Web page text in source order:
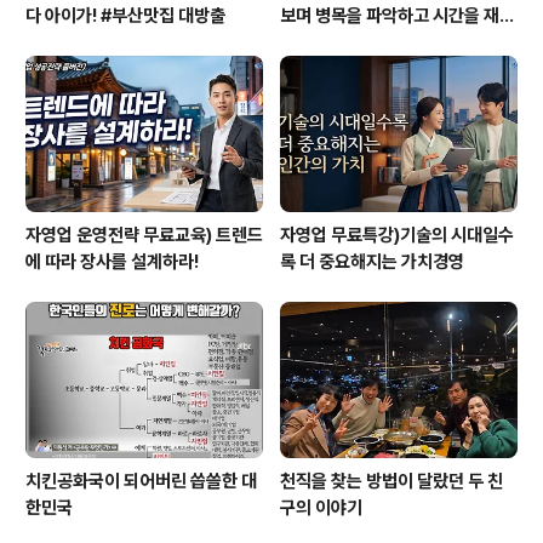
다 아이가! #부산맛집 대방출
보며 병목을 파악하고 시간을 재설
자영업 운영전략 무료교육) 트렌드
에 따라 장사를 설계하라!
자영업 무료특강)기술의 시대일수
록 더 중요해지는 가치경영
치킨공화국이 되어버린 씁쓸한 대
한민국
천직을 찾는 방법이 달랐던 두 친
구의 이야기